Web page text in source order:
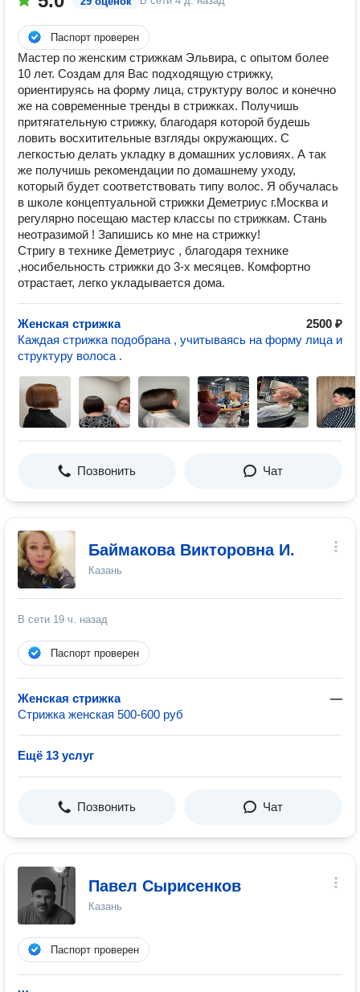
Паспорт проверен
Мастер по женским стрижкам Эльвира, с опытом более
10 лет. Создам для Вас подходящую стрижку,
ориентируясь на форму лица, структуру волос и конечно
же на современные тренды в стрижках. Получишь
притягательную стрижку, благодаря которой будешь
ловить восхитительные взгляды окружающих. С
легкостью делать укладку в домашних условиях. А так
же получишь рекомендации по домашнему уходу,
который будет соответствовать типу волос. Я обучалась
в школе концептуальной стрижки Деметриус г.Москва и
регулярно посещаю мастер классы по стрижкам. Стань
неотразимой ! Запишись ко мне на стрижку!
Стригу в технике Деметриус , благодаря технике
,носибельность стрижки до 3-х месяцев. Комфортно
отрастает, легко укладывается дома.
Женская стрижка
2500 ₽
Каждая стрижка подобрана , учитываясь на форму лица и
структуру волоса .
Позвонить Чат
Баймакова Викторовна И.
Казань
В сети 19 ч. назад
Паспорт проверен
Женская стрижка
—
Стрижка женская 500-600 руб
Ещё 13 услуг
Позвонить Чат
Павел Сырисенков
Казань
Паспорт проверен